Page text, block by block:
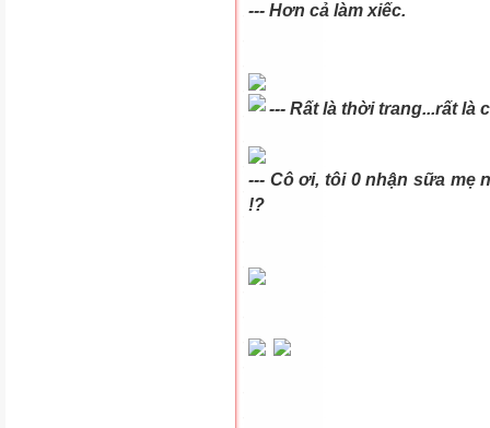
--- Hơn cả làm xiếc.
--- Rất là thời trang...rất là
--- Cô ơi, tôi 0 nhận sữa
!?